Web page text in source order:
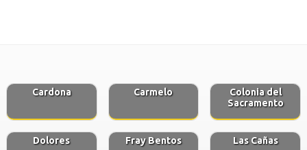
Cardona Carmelo
Colonia del
Sacramento
Dolores Fray Bentos Las Cañas